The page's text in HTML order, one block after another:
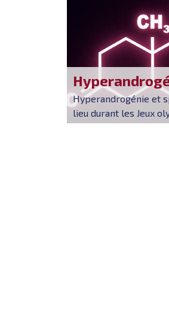
Hyperandrogénie et
lieu durant les Jeux
ur des boxeuses